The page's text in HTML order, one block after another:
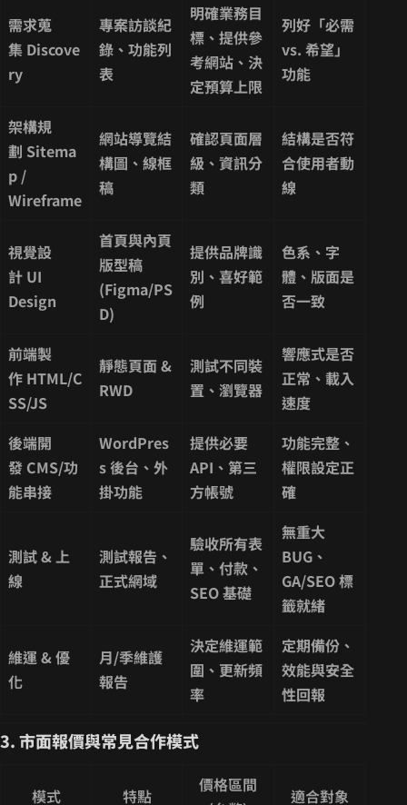
需求蒐
集 Discove
ry
專案訪談紀
錄、功能列
表
明確業務目
標、提供參
考網站、決
定預算上限
列好「必需
vs. 希望」
功能
架構規
劃 Sitema
p /
Wireframe
網站導覽結
構圖、線框
稿
確認頁面層
級、資訊分
類
結構是否符
合使用者動
線
視覺設
計 UI
Design
首頁與內頁
版型稿
(Figma/PS
D)
提供品牌識
別、喜好範
例
色系、字
體、版面是
否一致
前端製
作 HTML/C
SS/JS
靜態頁面 &
RWD
測試不同裝
置、瀏覽器
響應式是否
正常、載入
速度
後端開
發 CMS/功
能串接
WordPres
s 後台、外
掛功能
提供必要
API、第三
方帳號
功能完整、
權限設定正
確
測試 & 上
線
測試報告、
正式網域
驗收所有表
單、付款、
SEO 基礎
無重大
BUG、
GA/SEO 標
籤就緒
維運 & 優
化
月/季維護
報告
決定維運範
圍、更新頻
率
定期備份、
效能與安全
性回報
3. 市面報價與常見合作模式
模式 特點
價格區間
適合對象